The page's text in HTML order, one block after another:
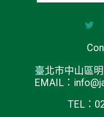
臺北市中山區
EMAIL：
TEL：